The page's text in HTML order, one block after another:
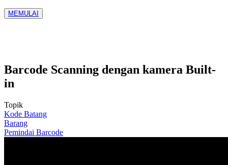
MEMULAI
Barcode Scanning dengan kamera Built-
in
Topik
Kode Batang
Barang
Pemindai Barcode